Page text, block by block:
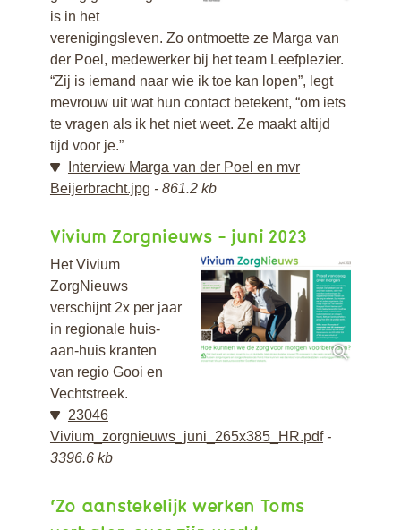
is in het
verenigingsleven. Zo ontmoette ze Marga van
der Poel, medewerker bij het team Leefplezier.
“Zij is iemand naar wie ik toe kan lopen”, legt
mevrouw uit wat hun contact betekent, “om iets
te vragen als ik het niet weet. Ze maakt altijd
tijd voor je.”
Interview Marga van der Poel en mvr
Beijerbracht.jpg
861.2 kb
Vivium Zorgnieuws - juni 2023
Het Vivium
ZorgNieuws
verschijnt 2x per jaar
in regionale huis-
aan-huis kranten
van regio Gooi en
Vechtstreek.
23046
Vivium_zorgnieuws_juni_265x385_HR.pdf
3396.6 kb
‘Zo aanstekelijk werken Toms